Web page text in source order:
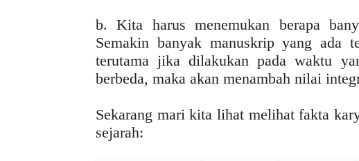
b. Kita harus menemukan berapa
Semakin banyak manuskrip yang ada
terutama jika dilakukan pada waktu
berbeda, maka akan menambah nilai
Sekarang mari kita lihat melihat fakta
sejarah: